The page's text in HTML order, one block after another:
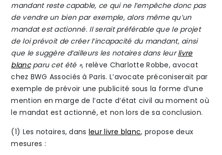
mandant reste capable, ce qui ne l’empêche donc pas
de vendre un bien par exemple, alors même qu’un
mandat est actionné. Il serait préférable que le projet
de loi prévoit de créer l’incapacité du mandant, ainsi
que le suggère d’ailleurs les notaires dans leurlivre
blancparu cet été », relève Charlotte Robbe, avocat
chez BWG Associés à Paris. L’avocate préconiserait par
exemple de prévoir une publicité sous la forme d’une
mention en marge de l’acte d’état civil au moment où
le mandat est actionné, et non lors de sa conclusion.
(1) Les notaires, dans leur livre blanc, propose deux
mesures :